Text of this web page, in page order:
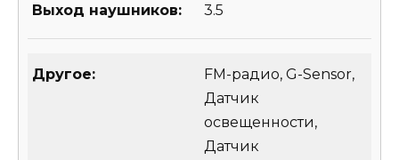
Выход наушников: 3.5
Другое:
FM-радио, G-Sensor,
Датчик
освещенности,
Датчик